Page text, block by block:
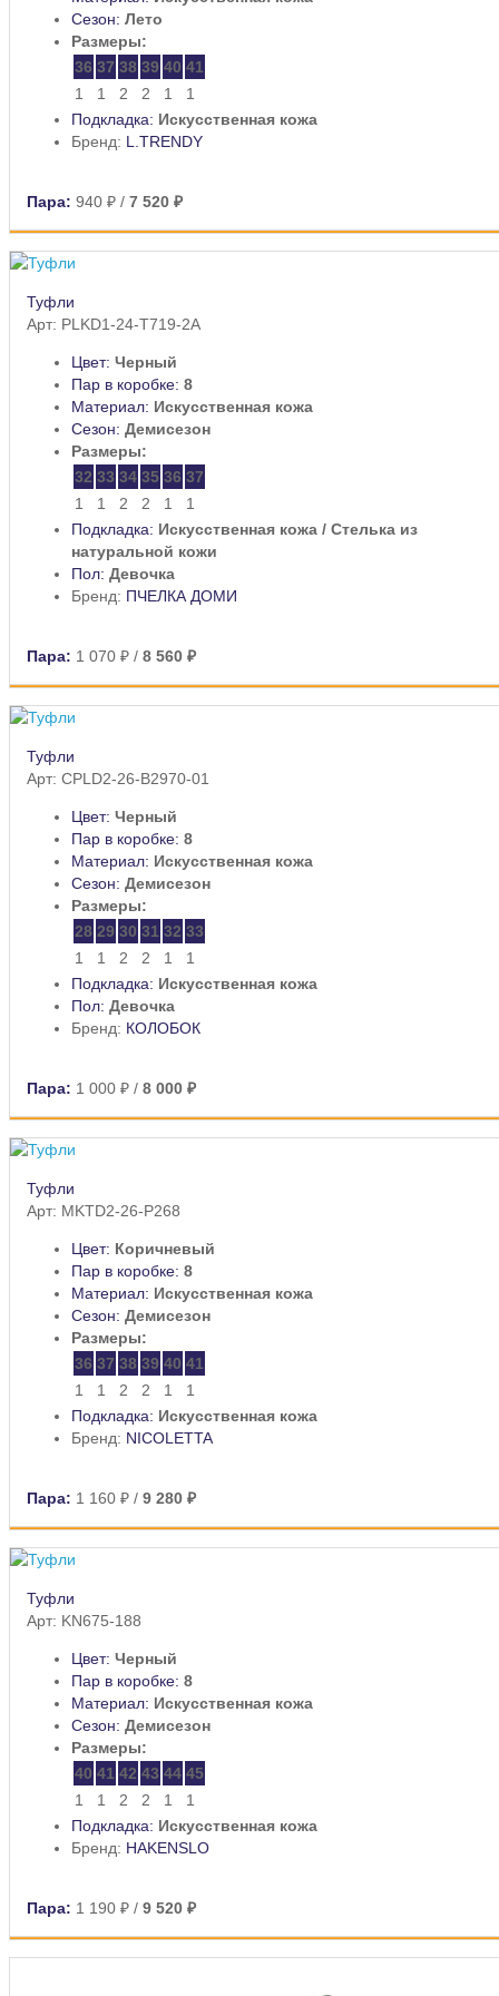
Сезон: Лето
Размеры:
36 37 38 39 40 41
1
1 2 2 1
1
Подкладка: Искусственная кожа
Бренд: L.TRENDY
Пара: 940 ₽ / 7 520 ₽
Туфли
Арт: PLKD1-24-T719-2A
Цвет: Черный
Пар в коробке: 8
Материал: Искусственная кожа
Сезон: Демисезон
Размеры:
32 33 34 35 36 37
1
1 2 2 1
1
Подкладка: Искусственная кожа / Стелька из
натуральной кожи
Пол: Девочка
Бренд: ПЧЕЛКА ДОМИ
Пара: 1 070 ₽ / 8 560 ₽
Туфли
Арт: CPLD2-26-B2970-01
Цвет: Черный
Пар в коробке: 8
Материал: Искусственная кожа
Сезон: Демисезон
Размеры:
28 29 30 31 32 33
1
1 2 2 1
1
Подкладка: Искусственная кожа
Пол: Девочка
Бренд: КОЛОБОК
Пара: 1 000 ₽ / 8 000 ₽
Туфли
Арт: MKTD2-26-P268
Цвет: Коричневый
Пар в коробке: 8
Материал: Искусственная кожа
Сезон: Демисезон
Размеры:
36 37 38 39 40 41
1
1 2 2 1
1
Подкладка: Искусственная кожа
Бренд: NICOLETTA
Пара: 1 160 ₽ / 9 280 ₽
Туфли
Арт: KN675-188
Цвет: Черный
Пар в коробке: 8
Материал: Искусственная кожа
Сезон: Демисезон
Размеры:
40 41 42 43 44 45
1
1 2 2 1
1
Подкладка: Искусственная кожа
Бренд: HAKENSLO
Пара: 1 190 ₽ / 9 520 ₽